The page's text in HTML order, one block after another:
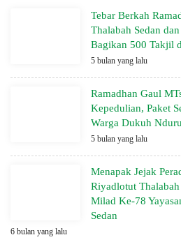
Tebar Berkah
Thalabah Sedan
Bagikan 500 Takjil
5 bulan yang lalu
Ramadhan Gaul
Kepedulian, Paket
Warga Dukuh Nduru
5 bulan yang lalu
Menapak Jejak
Riyadlotut
Milad Ke-78
Sedan
6 bulan yang lalu